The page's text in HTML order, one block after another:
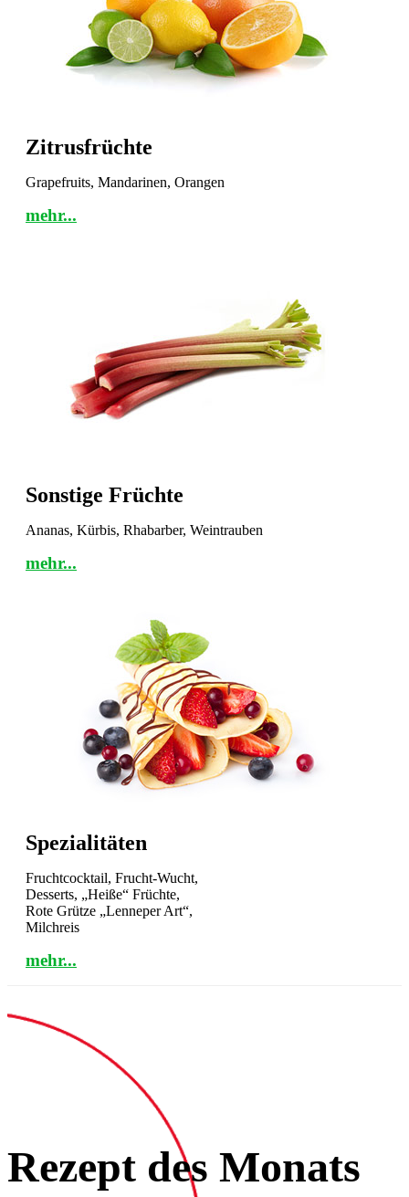
Zitrusfrüchte
Grapefruits, Mandarinen, Orangen
mehr...
Sonstige Früchte
Ananas, Kürbis, Rhabarber, Weintrauben
mehr...
Spezialitäten
Fruchtcocktail, Frucht-Wucht,
Desserts, „Heiße“ Früchte,
Rote Grütze „Lenneper Art“,
Milchreis
mehr...
Rezept des Monats